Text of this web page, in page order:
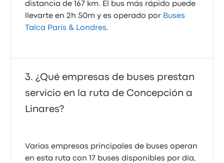
distancia de 167 km. El bus más rápido puede
llevarte en 2h 50m y es operado por Buses
Talca París & Londres.
¿Qué empresas de buses prestan
servicio en la ruta de Concepción a
Linares?
Varias empresas principales de buses operan
en esta ruta con 17 buses disponibles por día,